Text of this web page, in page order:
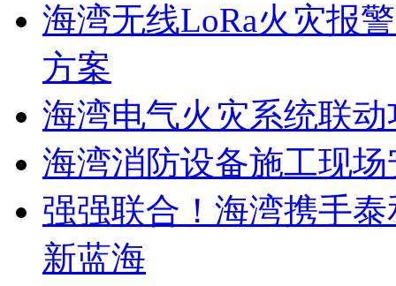
海湾无线LoRa火灾报
方案
海湾电气火灾系统联
海湾消防设备施工现
强强联合！海湾携手
新蓝海